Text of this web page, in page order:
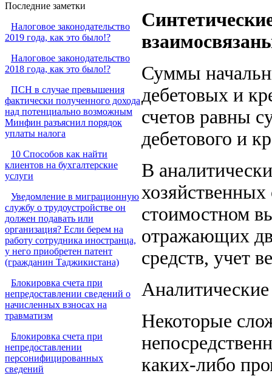
Последние заметки
Налоговое законодательство
2019 года, как это было!?
Налоговое законодательство
2018 года, как это было!?
ПСН в случае превышения
фактически полученного дохода
над потенциально возможным
Минфин разъяснил порядок
уплаты налога
10 Способов как найти
клиентов на бухгалтерские
услуги
Уведомление в миграционную
службу о трудоустройстве он
должен подавать или
организация? Если берем на
работу сотрудника иностранца,
у него приобретен патент
(гражданин Таджикистана)
Блокировка счета при
непредоставлении сведений о
начисленных взносах на
травматизм
Блокировка счета при
непредоставлении
персонифицированных
сведений
Суммы
дебетовых и
счетов равны
дебетового и
В
хозяйственных
стоимостном
отражающих
средств, учет
Некоторые
каких-либо